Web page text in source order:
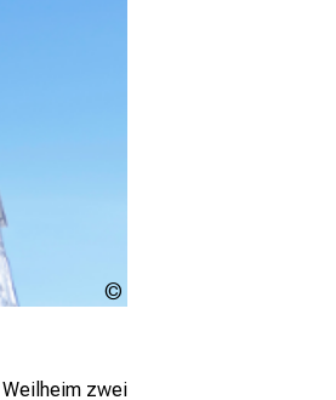
Weilheim zwei